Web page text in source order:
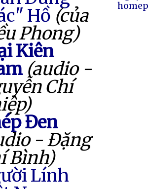
Hồ (của
Phong)
Kiên
(audio -
Chí
Đen
- Đặng
Bình)
Lính